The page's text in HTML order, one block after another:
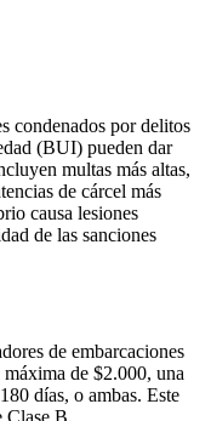
condenados por delitos
(BUI) pueden dar
multas más altas,
de cárcel más
causa lesiones
de las sanciones
de embarcaciones
de $2.000, una
días, o ambas. Este